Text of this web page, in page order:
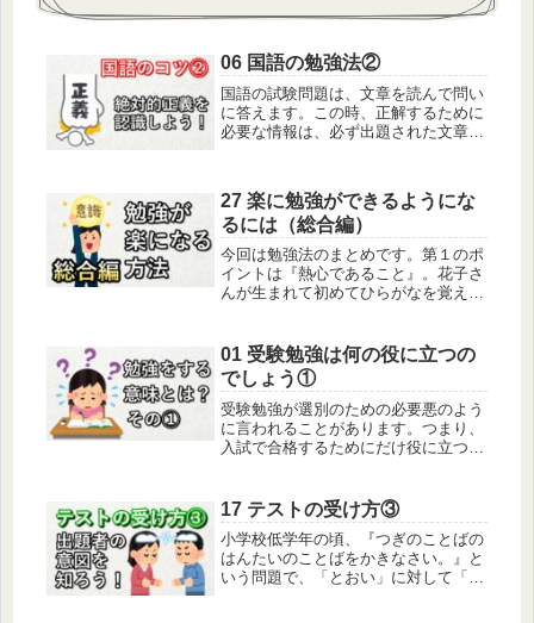
06 国語の勉強法②
国語の試験問題は、文章を読んで問い
に答えます。この時、正解するために
必要な情報は、必ず出題された文章の
分は関係がありません。つまり、出題
された文章の元の文章の全体を読んだ
こ...
27 楽に勉強ができるようにな
るには（総合編）
今回は勉強法のまとめです。第１のポ
イントは『熱心であること』。花子さ
んが生まれて初めてひらがなを覚えよ
れません。もし犬が大好きなら「い」
と「ぬ」を簡単に覚えるかもしれない
ですね...
01 受験勉強は何の役に立つの
でしょう①
受験勉強が​選別のための必要悪のよう
に言われることがあります。つまり、
入試で合格するためにだけ役に立つ
です。この意見は説得力があるらし
く、賛成する人がたくさんいます。私
の意...
17 テストの受け方③
小学校低学年の頃、『つぎのことばの
はんたいのことばをかきなさい。』と
いう問題で、「とおい」に対して「い